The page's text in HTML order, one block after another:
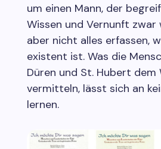
um einen Mann, der
Wissen und Vernunft
aber nicht alles erfassen,
existent ist. Was die
Düren und St. Hubert dem
vermitteln, lässt sich an
lernen.